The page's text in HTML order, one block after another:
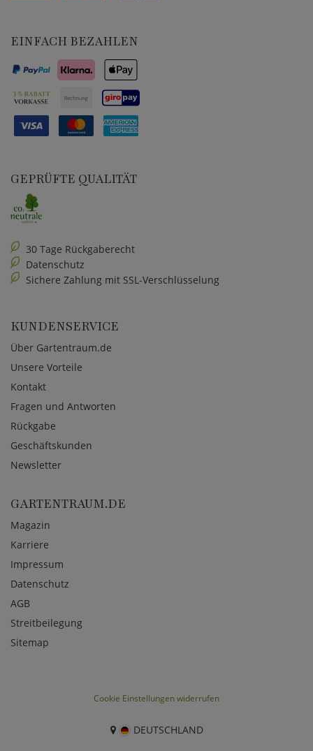
EINFACH BEZAHLEN
GEPRÜFTE QUALITÄT
30 Tage Rückgaberecht
Datenschutz
Sichere Zahlung mit SSL-Verschlüsselung
KUNDENSERVICE
Über Gartentraum.de
Unsere Vorteile
Kontakt
Fragen und Antworten
Rückgabe
Geschäftskunden
Newsletter
GARTENTRAUM.DE
Magazin
Karriere
Impressum
Datenschutz
AGB
Streitbeilegung
Sitemap
Cookie Einstellungen widerrufen
DEUTSCHLAND